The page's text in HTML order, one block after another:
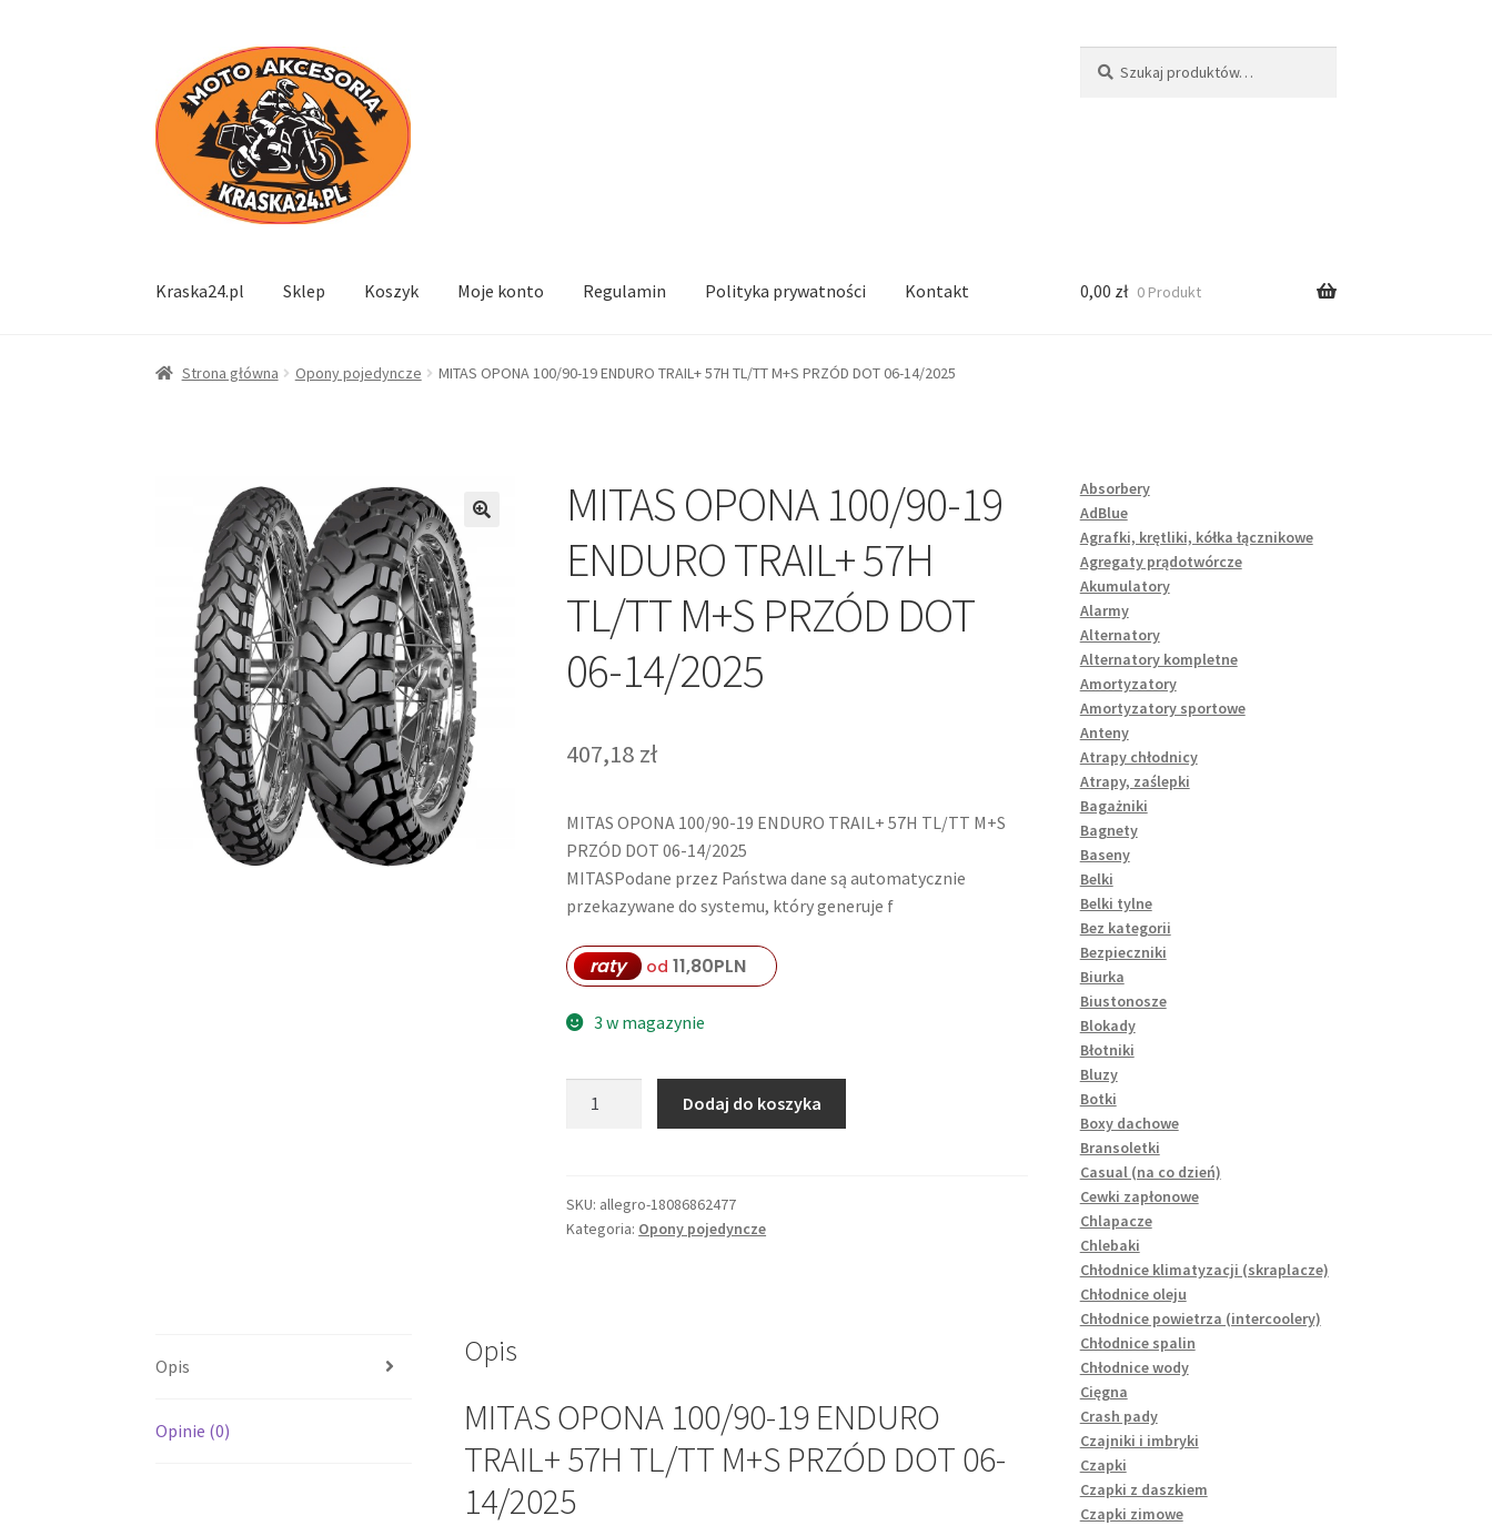
Przejdź
do
nawigacji
Przejdź
do
treści
Kraska24.pl Sklep Koszyk Moje konto Regulamin Polityka prywatności Kontakt 0,00 zł 0 Produkt
Strona główna Opony pojedyncze MITAS OPONA 100/90-19 ENDURO TRAIL+ 57H TL/TT M+S PRZÓD DOT 06-14/2025
MITAS OPONA 100/90-19
ENDURO TRAIL+ 57H
TL/TT M+S PRZÓD DOT
06-14/2025
407,18 zł
MITAS OPONA 100/90-19 ENDURO TRAIL+ 57H TL/TT M+S
PRZÓD DOT 06-14/2025
MITASPodane przez Państwa dane są automatycznie
przekazywane do systemu, który generuje f
raty od 11,80PLN
3 w magazynie
19
ENDURO
06-
14/2025
Dodaj do koszyka
SKU: allegro-18086862477
Kategoria: Opony pojedyncze
Opis
Opinie (0)
Opis
MITAS OPONA 100/90-19 ENDURO
TRAIL+ 57H TL/TT M+S PRZÓD DOT 06-
14/2025
Absorbery
AdBlue
Agrafki, krętliki, kółka łącznikowe
Agregaty prądotwórcze
Akumulatory
Alarmy
Alternatory
Alternatory kompletne
Amortyzatory
Amortyzatory sportowe
Anteny
Atrapy chłodnicy
Atrapy, zaślepki
Bagażniki
Bagnety
Baseny
Belki
Belki tylne
Bez kategorii
Bezpieczniki
Biurka
Biustonosze
Blokady
Błotniki
Bluzy
Botki
Boxy dachowe
Bransoletki
Casual (na co dzień)
Cewki zapłonowe
Chlapacze
Chlebaki
Chłodnice klimatyzacji (skraplacze)
Chłodnice oleju
Chłodnice powietrza (intercoolery)
Chłodnice spalin
Chłodnice wody
Cięgna
Crash pady
Czajniki i imbryki
Czapki
Czapki z daszkiem
Czapki zimowe